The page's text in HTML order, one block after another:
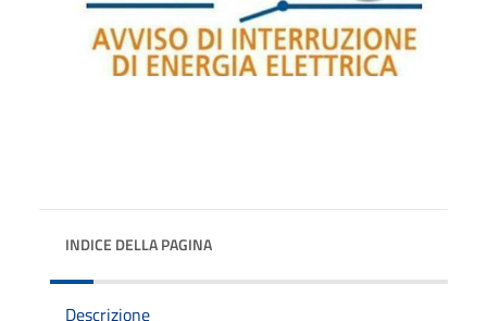
INDICE DELLA PAGINA
Descrizione